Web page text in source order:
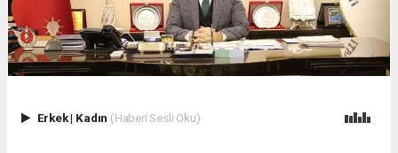
Erkek| Kadın (Haberi Sesli Oku)